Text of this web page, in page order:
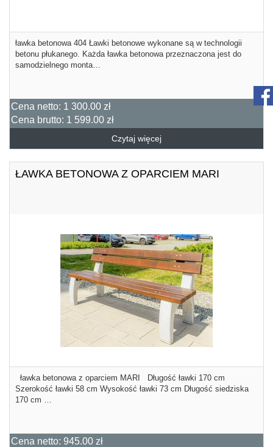
ławka betonowa 404 Ławki betonowe wykonane są w technologii
betonu płukanego. Każda ławka betonowa przeznaczona jest do
samodzielnego monta…
Cena netto: 1 300.00 zł
Cena brutto: 1 599.00 zł
Czytaj więcej
ŁAWKA BETONOWA Z OPARCIEM MARI
ławka betonowa z oparciem MARI Długość ławki 170 cm
Szerokość ławki 58 cm Wysokość ławki 73 cm Długość siedziska
170 cm …
Cena netto: 945.00 zł